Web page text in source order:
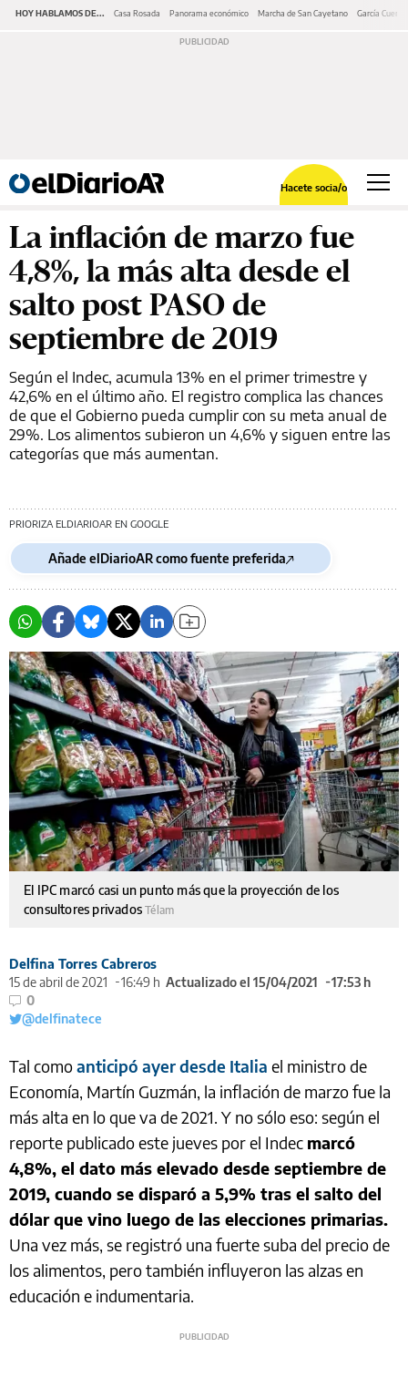
HOY HABLAMOS DE... Casa Rosada Panorama económico Marcha de San Cayetano García Cuerva
Hacete socia/o
La inflación de marzo fue
4,8%, la más alta desde el
salto post PASO de
septiembre de 2019
Según el Indec, acumula 13% en el primer trimestre y
42,6% en el último año. El registro complica las chances
de que el Gobierno pueda cumplir con su meta anual de
29%. Los alimentos subieron un 4,6% y siguen entre las
categorías que más aumentan.
PRIORIZA ELDIARIOAR EN GOOGLE
Añade elDiarioAR como fuente preferida
El IPC marcó casi un punto más que la proyección de los
consultores privadosTélam
Delfina Torres Cabreros
15 de abril de 2021
16:49 h Actualizado el 15/04/2021
17:53 h
0
@delfinatece
Tal comoanticipó ayer desde Italia el ministro de
Economía, Martín Guzmán, la inflación de marzo fue la
más alta en lo que va de 2021. Y no sólo eso: según el
reporte publicado este jueves por el Indec marcó
4,8%, el dato más elevado desde septiembre de
2019, cuando se disparó a 5,9% tras el salto del
dólar que vino luego de las elecciones primarias.
Una vez más, se registró una fuerte suba del precio de
los alimentos, pero también influyeron las alzas en
educación e indumentaria.